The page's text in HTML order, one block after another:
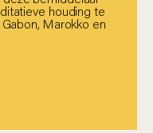
houding te
Marokko en